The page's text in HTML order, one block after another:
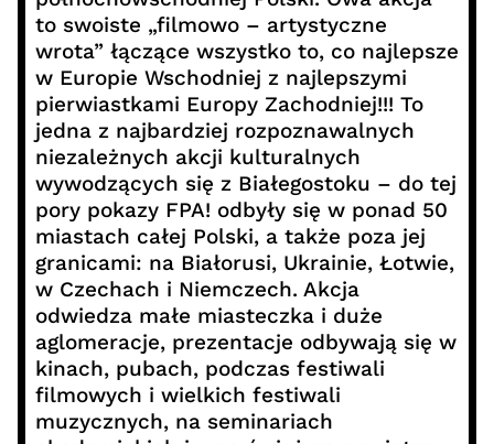
to swoiste „filmowo – artystyczne
wrota” łączące wszystko to, co najlepsze
w Europie Wschodniej z najlepszymi
pierwiastkami Europy Zachodniej!!! To
jedna z najbardziej rozpoznawalnych
niezależnych akcji kulturalnych
wywodzących się z Białegostoku – do tej
pory pokazy FPA! odbyły się w ponad 50
miastach całej Polski, a także poza jej
granicami: na Białorusi, Ukrainie, Łotwie,
w Czechach i Niemczech. Akcja
odwiedza małe miasteczka i duże
aglomeracje, prezentacje odbywają się w
kinach, pubach, podczas festiwali
filmowych i wielkich festiwali
muzycznych, na seminariach